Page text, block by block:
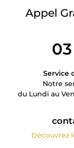
Appel
Service
Notre
du Lundi au
Découvrez